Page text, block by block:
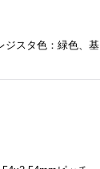
ジスタ色：緑色、基